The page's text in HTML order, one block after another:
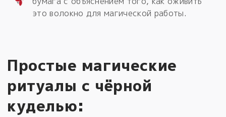
это волокно для магической работы.
Простые магические
ритуалы с чёрной
куделью: